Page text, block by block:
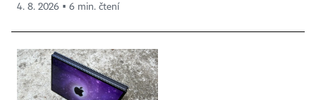
4. 8. 2026 ▪ 6 min. čtení